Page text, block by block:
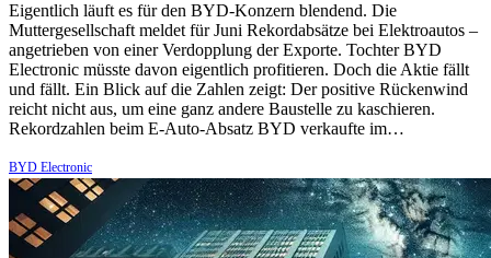
Eigentlich läuft es für den BYD-Konzern blendend. Die
Muttergesellschaft meldet für Juni Rekordabsätze bei Elektroautos –
angetrieben von einer Verdopplung der Exporte. Tochter BYD
Electronic müsste davon eigentlich profitieren. Doch die Aktie fällt
und fällt. Ein Blick auf die Zahlen zeigt: Der positive Rückenwind
reicht nicht aus, um eine ganz andere Baustelle zu kaschieren.
Rekordzahlen beim E-Auto-Absatz BYD verkaufte im…
BYD Electronic